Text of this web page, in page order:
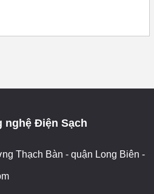
nghệ Điện Sạch
Thạch Bàn - quận Long Biên -